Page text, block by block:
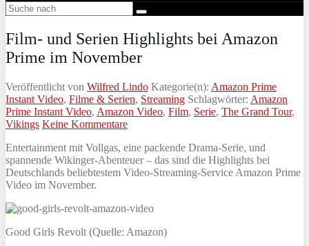
Film- und Serien Highlights bei Amazon
Prime im November
Veröffentlicht von Wilfred Lindo Kategorie(n): Amazon Prime
Instant Video, Filme & Serien, Streaming Schlagwörter: Amazon
Prime Instant Video, Amazon Video, Film, Serie, The Grand Tour,
Vikings Keine Kommentare
Entertainment mit Vollgas, eine packende Drama-Serie, und
spannende Wikinger-Abenteuer – das sind die Highlights bei
Deutschlands beliebtestem Video-Streaming-Service Amazon Prime
Video im November.
Good Girls Revolt (Quelle: Amazon)